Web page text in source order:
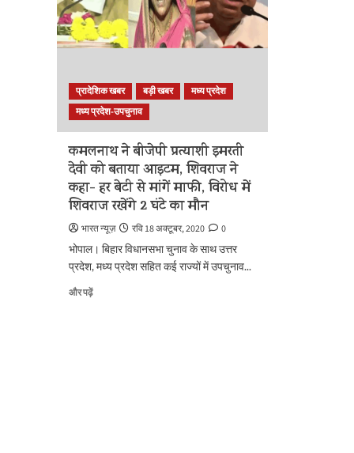
आइटम
होंगी…
बीजेपी
नेता
देवी,
चुनाव
आयोग
नोटिस
के
बारे
में
पढ़ें
प्रादेशिक खबर बड़ी खबर
मध्य प्रदेश
मध्य प्रदेश-उपचुनाव
कमलनाथ ने बीजेपी प्रत्याशी इमरती
देवी को बताया आइटम, शिवराज ने
कहा- हर बेटी से मांगें माफी, विरोध में
शिवराज रखेंगे 2 घंटे का मौन
भारत न्यूज़ रवि 18 अक्टूबर, 2020
0
भोपाल। बिहार विधानसभा चुनाव के साथ उत्तर
प्रदेश, मध्य प्रदेश सहित कई राज्यों में उपचुनाव...
और पढ़ेंकमलनाथ